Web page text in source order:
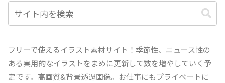
フリーで使えるイラスト素材サイト！季節性、ニュース性の
ある実用的なイラストをまめに更新して数を増やしていく予
定です。高画質&背景透過画像。お仕事にもプライベートに